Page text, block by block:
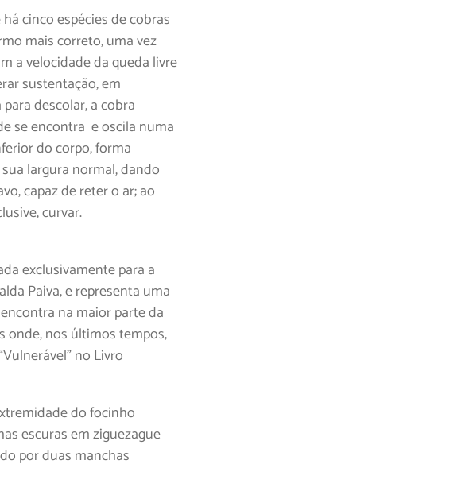
cinco espécies de cobras
mais correto, uma vez
a velocidade da queda livre
sustentação, em
descolar, a cobra
se encontra e oscila numa
do corpo, forma
largura normal, dando
capaz de reter o ar; ao
curvar.
exclusivamente para a
Paiva, e representa uma
na maior parte da
onde, nos últimos tempos,
no Livro
do focinho
escuras em ziguezague
por duas manchas